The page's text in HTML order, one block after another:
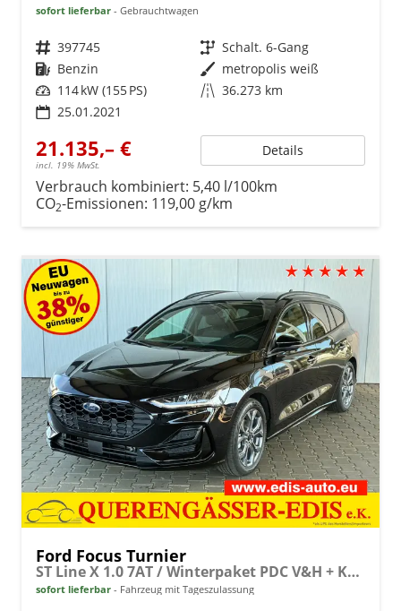
sofort lieferbar Gebrauchtwagen
Fahrzeugnr. 397745 Getriebe Schalt. 6-Gang
Kraftstoff Benzin Außenfarbe metropolis weiß
Leistung 114 kW (155 PS) Kilometerstand 36.273 km
25.01.2021
21.135,– €
incl. 19% MwSt.
Details
Verbrauch kombiniert: 5,40 l/100km
CO2-Emissionen: 119,00 g/km
Ford Focus Turnier
ST Line X 1.0 7AT / Winterpaket PDC V&H + Kamera LED Kurvenlicht Alu 17"
sofort lieferbar Fahrzeug mit Tageszulassung